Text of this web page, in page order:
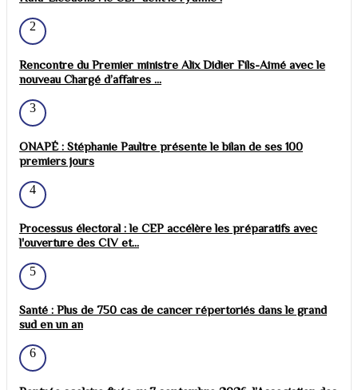
2
Rencontre du Premier ministre Alix Didier Fils-Aimé avec le
nouveau Chargé d’affaires ...
3
ONAPÉ : Stéphanie Paultre présente le bilan de ses 100
premiers jours
4
Processus électoral : le CEP accélère les préparatifs avec
l'ouverture des CIV et...
5
Santé : Plus de 750 cas de cancer répertoriés dans le grand
sud en un an
6